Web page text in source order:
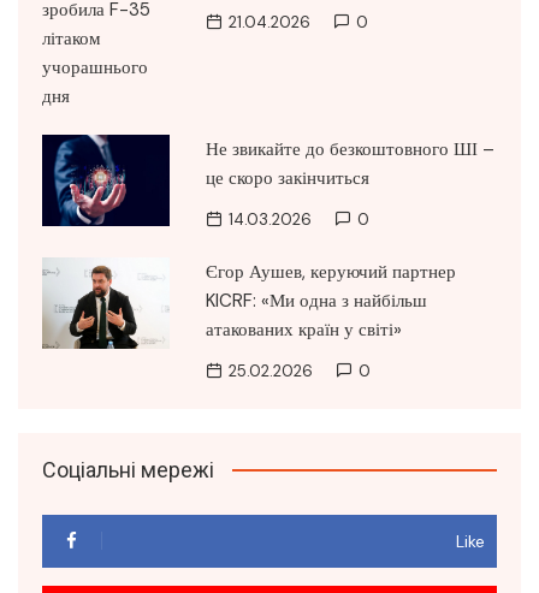
21.04.2026 0
Не звикайте до безкоштовного ШІ –
це скоро закінчиться
14.03.2026 0
Єгор Аушев, керуючий партнер
KICRF: «Ми одна з найбільш
атакованих країн у світі»
25.02.2026 0
Соціальні мережі
Like